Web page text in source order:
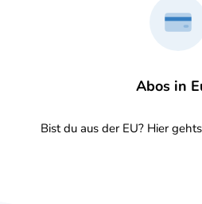
Abos in
Bist du aus der EU? Hier gehts